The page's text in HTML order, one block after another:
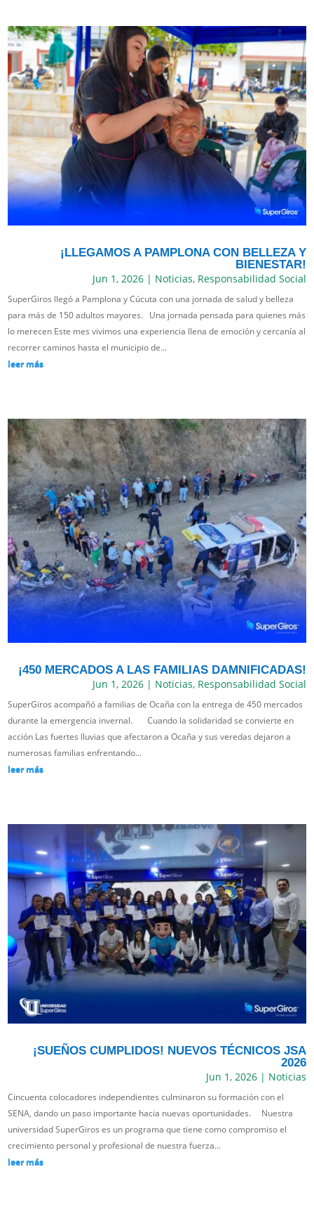
¡LLEGAMOS A PAMPLONA CON BELLEZA Y
BIENESTAR!
Jun 1, 2026| Noticias, Responsabilidad Social
SuperGiros llegó a Pamplona y Cúcuta con una jornada de salud y belleza
para más de 150 adultos mayores. Una jornada pensada para quienes más
lo merecen Este mes vivimos una experiencia llena de emoción y cercanía al
recorrer caminos hasta el municipio de...
leer más
¡450 MERCADOS A LAS FAMILIAS DAMNIFICADAS!
Jun 1, 2026| Noticias, Responsabilidad Social
SuperGiros acompañó a familias de Ocaña con la entrega de 450 mercados
durante la emergencia invernal. Cuando la solidaridad se convierte en
acción Las fuertes lluvias que afectaron a Ocaña y sus veredas dejaron a
numerosas familias enfrentando...
leer más
¡SUEÑOS CUMPLIDOS! NUEVOS TÉCNICOS JSA
2026
Jun 1, 2026| Noticias
Cincuenta colocadores independientes culminaron su formación con el
SENA, dando un paso importante hacia nuevas oportunidades. Nuestra
universidad SuperGiros es un programa que tiene como compromiso el
crecimiento personal y profesional de nuestra fuerza...
leer más